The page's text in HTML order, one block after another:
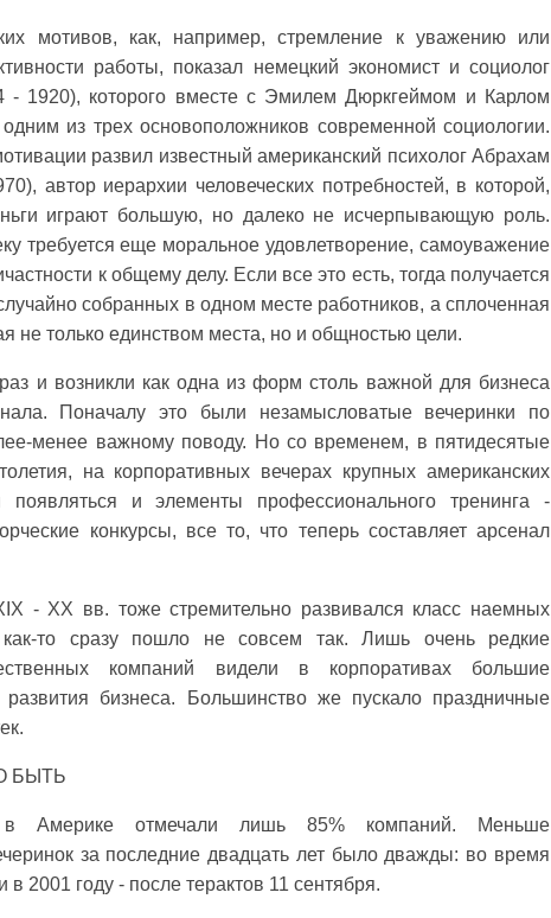
мотивов, как, например, стремление к уважению или
работы, показал немецкий экономист и социолог
- 1920), которого вместе с Эмилем Дюркгеймом и Карлом
из трех основоположников современной социологии.
развил известный американский психолог Абрахам
автор иерархии человеческих потребностей, в которой,
играют большую, но далеко не исчерпывающую роль.
требуется еще моральное удовлетворение, самоуважение
к общему делу. Если все это есть, тогда получается
собранных в одном месте работников, а сплоченная
не только единством места, но и общностью цели.
и возникли как одна из форм столь важной для бизнеса
Поначалу это были незамысловатые вечеринки по
менее важному поводу. Но со временем, в пятидесятые
на корпоративных вечерах крупных американских
появляться и элементы профессионального тренинга -
конкурсы, все то, что теперь составляет арсенал
- XX вв. тоже стремительно развивался класс наемных
как-то сразу пошло не совсем так. Лишь очень редкие
компаний видели в корпоративах большие
бизнеса. Большинство же пускало праздничные
БЫТЬ
в Америке отмечали лишь 85% компаний. Меньше
за последние двадцать лет было дважды: во время
в 2001 году - после терактов 11 сентября.